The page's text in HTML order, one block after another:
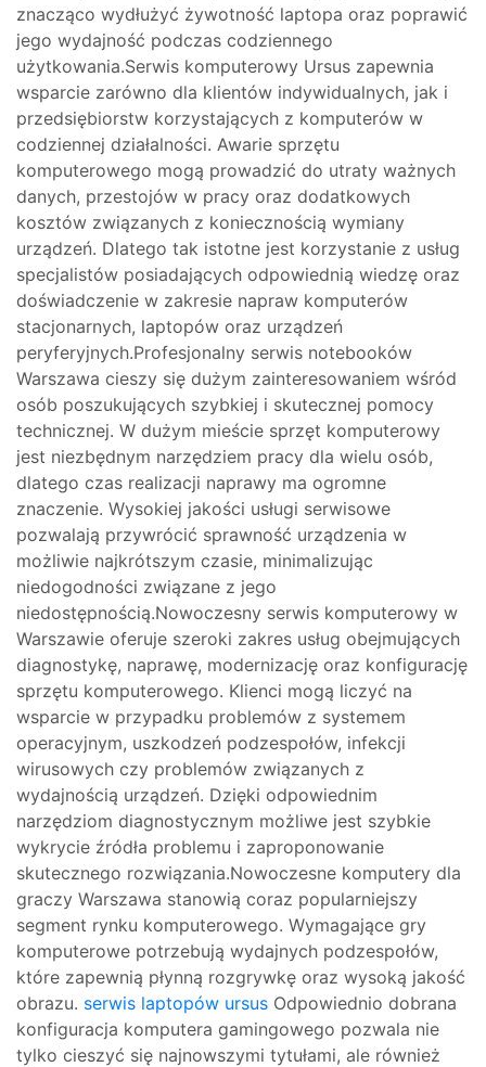
znacząco wydłużyć żywotność laptopa oraz poprawić
jego wydajność podczas codziennego
użytkowania.Serwis komputerowy Ursus zapewnia
wsparcie zarówno dla klientów indywidualnych, jak i
przedsiębiorstw korzystających z komputerów w
codziennej działalności. Awarie sprzętu
komputerowego mogą prowadzić do utraty ważnych
danych, przestojów w pracy oraz dodatkowych
kosztów związanych z koniecznością wymiany
urządzeń. Dlatego tak istotne jest korzystanie z usług
specjalistów posiadających odpowiednią wiedzę oraz
doświadczenie w zakresie napraw komputerów
stacjonarnych, laptopów oraz urządzeń
peryferyjnych.Profesjonalny serwis notebooków
Warszawa cieszy się dużym zainteresowaniem wśród
osób poszukujących szybkiej i skutecznej pomocy
technicznej. W dużym mieście sprzęt komputerowy
jest niezbędnym narzędziem pracy dla wielu osób,
dlatego czas realizacji naprawy ma ogromne
znaczenie. Wysokiej jakości usługi serwisowe
pozwalają przywrócić sprawność urządzenia w
możliwie najkrótszym czasie, minimalizując
niedogodności związane z jego
niedostępnością.Nowoczesny serwis komputerowy w
Warszawie oferuje szeroki zakres usług obejmujących
diagnostykę, naprawę, modernizację oraz konfigurację
sprzętu komputerowego. Klienci mogą liczyć na
wsparcie w przypadku problemów z systemem
operacyjnym, uszkodzeń podzespołów, infekcji
wirusowych czy problemów związanych z
wydajnością urządzeń. Dzięki odpowiednim
narzędziom diagnostycznym możliwe jest szybkie
wykrycie źródła problemu i zaproponowanie
skutecznego rozwiązania.Nowoczesne komputery dla
graczy Warszawa stanowią coraz popularniejszy
segment rynku komputerowego. Wymagające gry
komputerowe potrzebują wydajnych podzespołów,
które zapewnią płynną rozgrywkę oraz wysoką jakość
obrazu. serwis laptopów ursus Odpowiednio dobrana
konfiguracja komputera gamingowego pozwala nie
tylko cieszyć się najnowszymi tytułami, ale również